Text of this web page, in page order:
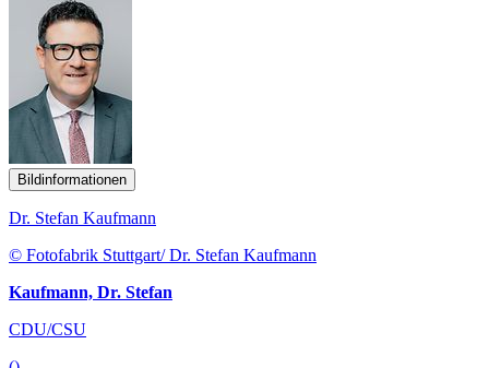
Bildinformationen
Dr. Stefan Kaufmann
© Fotofabrik Stuttgart/ Dr. Stefan Kaufmann
Kaufmann, Dr. Stefan
CDU/CSU